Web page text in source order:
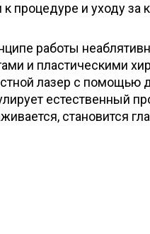
процедуре и уходу за
работы
и пластическими
лазер с помощью
естественный
становится